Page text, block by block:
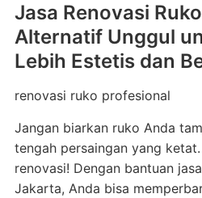
Jasa Renovasi
Alternatif Unggul
Lebih Estetis dan
renovasi ruko profesional
Jangan biarkan ruko Anda
tengah persaingan yang
renovasi! Dengan bantuan
Jakarta, Anda bisa